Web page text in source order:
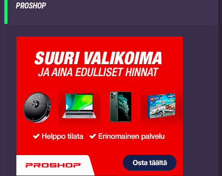
PROSHOP